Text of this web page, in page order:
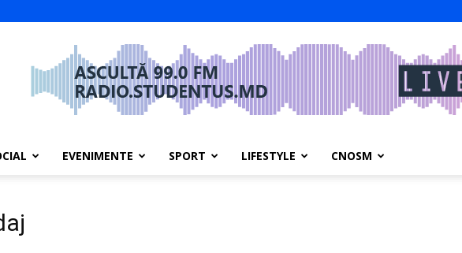
EVENIMENTE SPORT LIFESTYLE CNOSM